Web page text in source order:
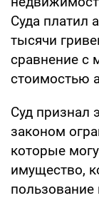
Суда платил
тысячи
сравнение с
стоимостью
Суд признал
законом
которые
имущество,